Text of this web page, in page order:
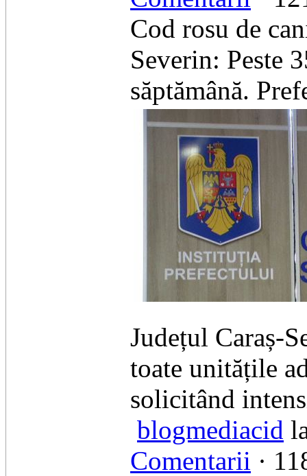
Cod rosu de
Severin: Peste
săptămână.
Județul Caraș-
toate unitățile
solicitând
blogmediacid
Comentarii ·